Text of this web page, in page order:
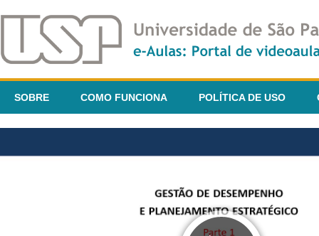
SOBRE COMO FUNCIONA POLÍTICA DE USO